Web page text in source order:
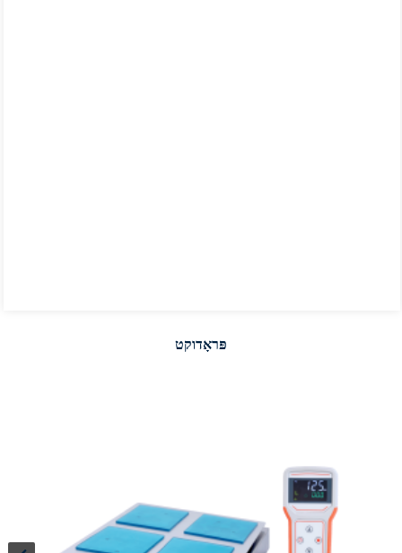
פּראָדוקט